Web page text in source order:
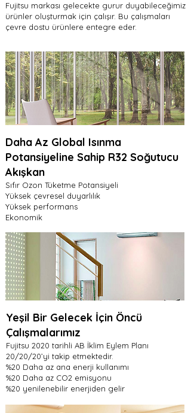
Fujitsu markası gelecekte gurur duyabileceğimiz
ürünler oluşturmak için çalışır. Bu çalışmaları
çevre dostu ürünlere entegre eder.
Daha Az Global Isınma
Potansiyeline Sahip R32 Soğutucu
Akışkan
Sıfır Ozon Tüketme Potansiyeli
Yüksek çevresel duyarlılık
Yüksek performans
Ekonomik
Yeşil Bir Gelecek İçin Öncü
Çalışmalarımız
Fujitsu 2020 tarihli AB İklim Eylem Planı
20/20/20’yi takip etmektedir.
%20 Daha az ana enerji kullanımı
%20 Daha az CO2 emisyonu
%20 yenilenebilir enerjiden gelir